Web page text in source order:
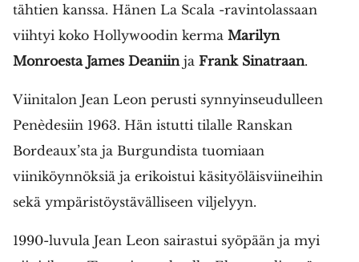
tähtien kanssa. Hänen La Scala -ravintolassaan
viihtyi koko Hollywoodin kerma Marilyn
Monroesta James Deaniin ja Frank Sinatraan.
Viinitalon Jean Leon perusti synnyinseudulleen
Penèdesiin 1963. Hän istutti tilalle Ranskan
Bordeaux’sta ja Burgundista tuomiaan
viiniköynnöksiä ja erikoistui käsityöläisviineihin
sekä ympäristöystävälliseen viljelyyn.
1990-luvula Jean Leon sairastui syöpään ja myi